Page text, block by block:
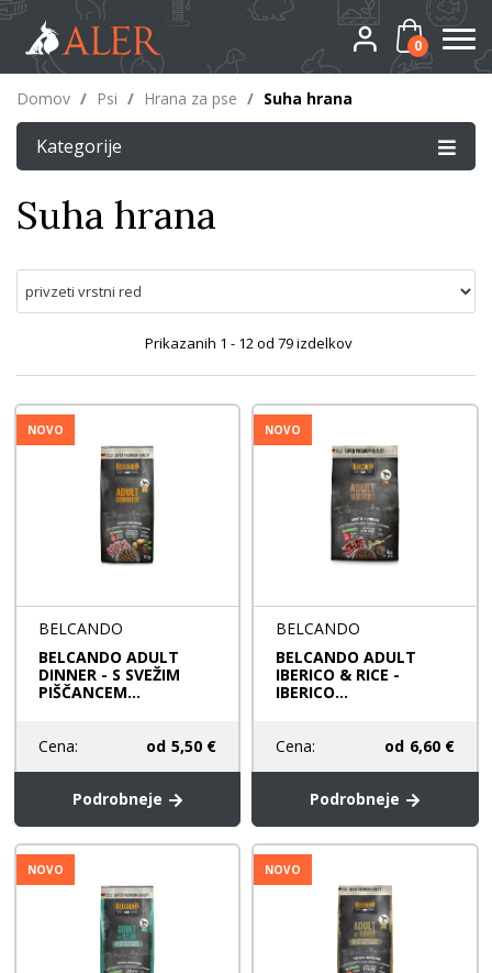
0
Domov / Psi / Hrana za pse / Suha hrana
Kategorije
Suha hrana
Prikazanih 1 - 12od 79izdelkov
NOVO
BELCANDO
BELCANDO ADULT
DINNER - S SVEŽIM
PIŠČANCEM...
Cena: od 5,50 €
Podrobneje
NOVO
BELCANDO
BELCANDO ADULT
IBERICO & RICE -
IBERICO...
Cena: od 6,60 €
Podrobneje
NOVO NOVO